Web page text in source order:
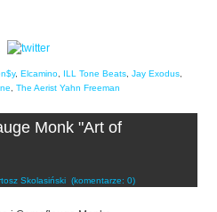
, Elcamino ILL Tone Beats Jay Exodus
The Aerist Yahn Freeman
Monk "Art of
Skolasiński (komentarze: 0)